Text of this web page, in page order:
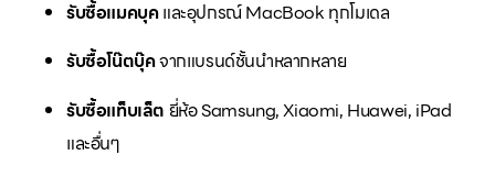
รับซื้อแมคบุคและอุปกรณ์ MacBook ทุกโมเดล
รับซื้อโน๊ตบุ๊คจากแบรนด์ชั้นนำหลากหลาย
รับซื้อแท็บเล็ต ยี่ห้อ Samsung, Xiaomi, Huawei, iPad
และอื่นๆ